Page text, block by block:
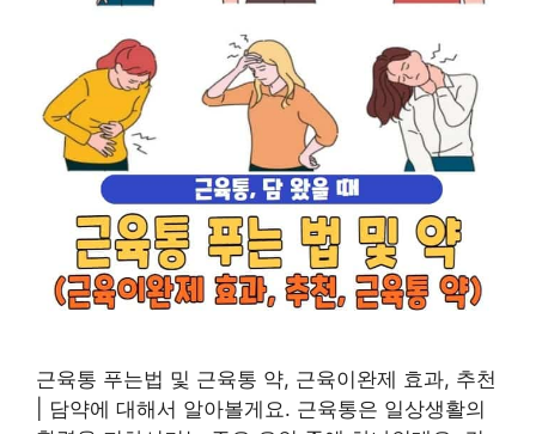
근육통 푸는법 및 근육통 약, 근육이완제 효과, 추천
| 담약에 대해서 알아볼게요. 근육통은 일상생활의